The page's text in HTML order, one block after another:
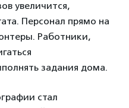
увеличится,
Персонал прямо на
Работники,
задания дома.
стал